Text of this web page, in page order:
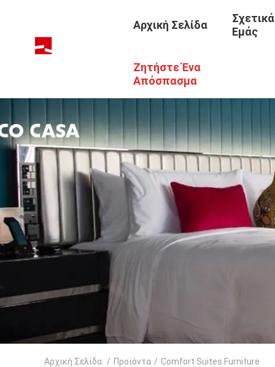
Αρχική Σελίδα
Εμάς
Ζητήστε Ένα
Απόσπασμα
Αρχική Σελίδα / Προϊόντα / Comfort Suites Furniture